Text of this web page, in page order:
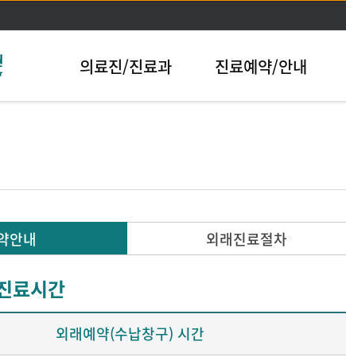
의료진/진료과 진료예약/안내
안내 외래진료절차
료시간
외래예약(수납창구) 시간